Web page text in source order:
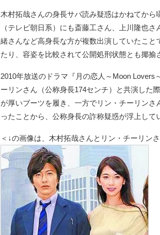
木村拓哉さんの身長サバ読み疑惑はかねてから
（テレビ朝日系）にも斎藤工さん、上川隆也
緒さんなど高身長な方が複数出演していたこ
たり、容姿を比較されて公開処刑状態とも揶揄
2010年放送のドラマ『月の恋人～Moon
ーリンさん（公称身長174センチ）と共演した
が厚いブーツを履き、一方でリン・チーリン
ったことから、公称身長の詐称疑惑が浮上して
＜↓の画像は、木村拓哉さんとリン・チーリン